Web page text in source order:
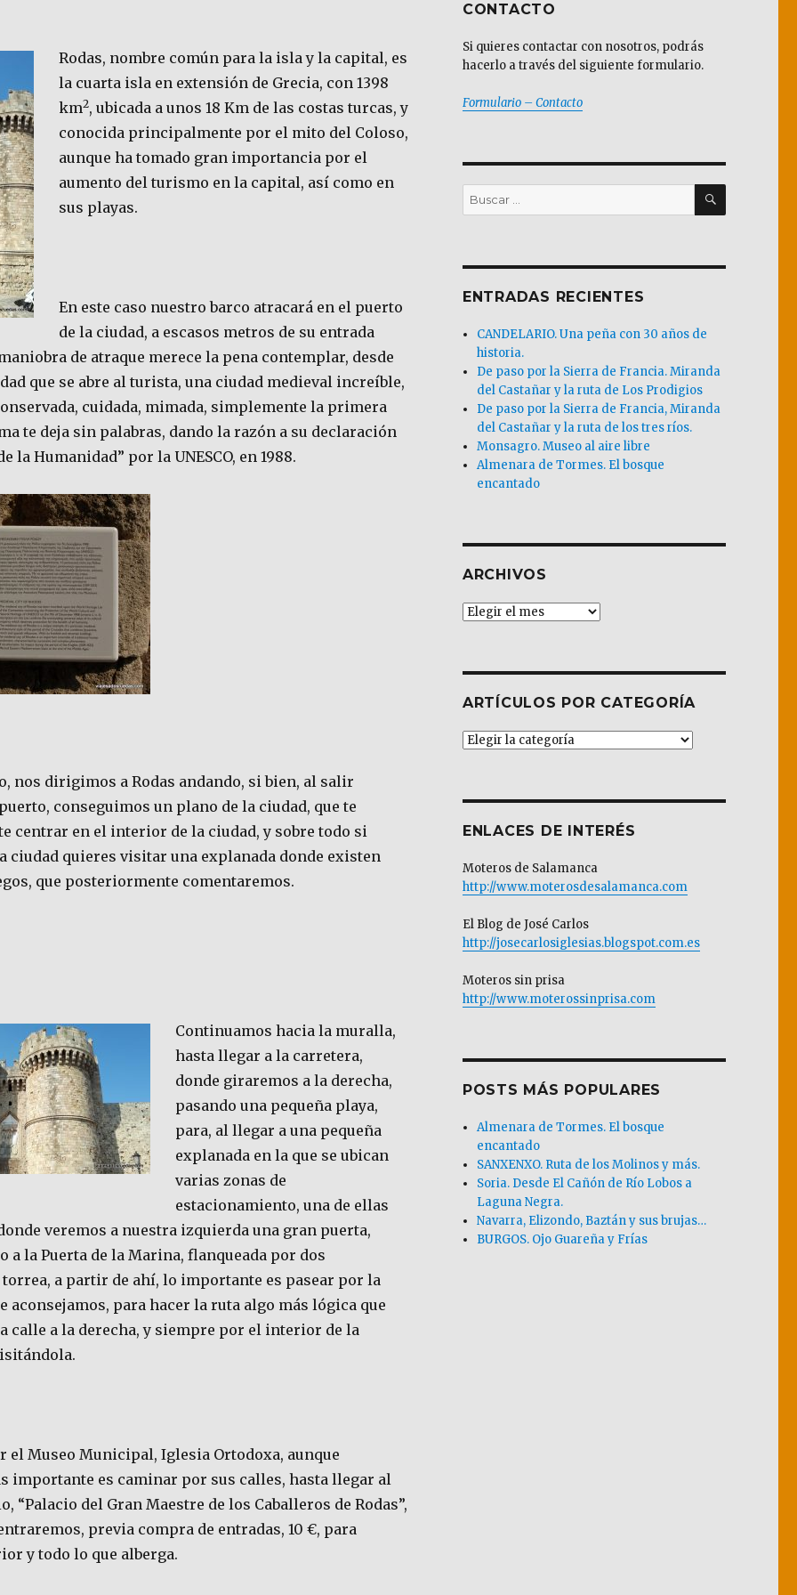
Rodas, nombre común para la isla y la capital, es
la cuarta isla en extensión de Grecia, con 1398
km2, ubicada a unos 18 Km de las costas turcas, y
conocida principalmente por el mito del Coloso,
aunque ha tomado gran importancia por el
aumento del turismo en la capital, así como en
sus playas.
En este caso nuestro barco atracará en el puerto
de la ciudad, a escasos metros de su entrada
de atraque merece la pena contemplar, desde
que se abre al turista, una ciudad medieval increíble,
cuidada, mimada, simplemente la primera
te deja sin palabras, dando la razón a su declaración
la Humanidad” por la UNESCO, en 1988.
nos dirigimos a Rodas andando, si bien, al salir
conseguimos un plano de la ciudad, que te
centrar en el interior de la ciudad, y sobre todo si
ciudad quieres visitar una explanada donde existen
que posteriormente comentaremos.
Continuamos hacia la muralla,
hasta llegar a la carretera,
donde giraremos a la derecha,
pasando una pequeña playa,
para, al llegar a una pequeña
explanada en la que se ubican
varias zonas de
estacionamiento, una de ellas
veremos a nuestra izquierda una gran puerta,
a la Puerta de la Marina, flanqueada por dos
a partir de ahí, lo importante es pasear por la
aconsejamos, para hacer la ruta algo más lógica que
calle a la derecha, y siempre por el interior de la
el Museo Municipal, Iglesia Ortodoxa, aunque
importante es caminar por sus calles, hasta llegar al
del Gran Maestre de los Caballeros de Rodas”,
previa compra de entradas, 10 €, para
y todo lo que alberga.
CONTACTO
Si quieres contactar con nosotros, podrás
hacerlo a través del siguiente formulario.
Formulario – Contacto
Buscar
por:
BUSCAR
ENTRADAS RECIENTES
CANDELARIO. Una peña con 30 años de
historia.
De paso por la Sierra de Francia. Miranda
del Castañar y la ruta de Los Prodigios
De paso por la Sierra de Francia, Miranda
del Castañar y la ruta de los tres ríos.
Monsagro. Museo al aire libre
Almenara de Tormes. El bosque
encantado
ARCHIVOS
Archivos
ARTÍCULOS POR CATEGORÍA
Artículos
ENLACES DE INTERÉS
Moteros de Salamanca
http://www.moterosdesalamanca.com
El Blog de José Carlos
http://josecarlosiglesias.blogspot.com.es
Moteros sin prisa
http://www.moterossinprisa.com
POSTS MÁS POPULARES
Almenara de Tormes. El bosque
encantado
SANXENXO. Ruta de los Molinos y más.
Soria. Desde El Cañón de Río Lobos a
Laguna Negra.
Navarra, Elizondo, Baztán y sus brujas…
BURGOS. Ojo Guareña y Frías